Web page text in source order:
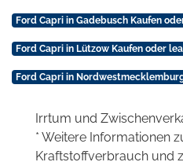
Ford Capri in Gadebusch Kaufen
Ford Capri in Lützow Kaufen oder
Ford Capri in
Irrtum und
* Weitere Informationen
Kraftstoffverbrauch und